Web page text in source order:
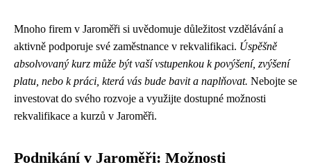
Mnoho firem v Jaroměři si uvědomuje důležitost vzdělávání a
aktivně podporuje své zaměstnance v rekvalifikaci. Úspěšně
absolvovaný kurz může být vaší vstupenkou k povýšení, zvýšení
platu, nebo k práci, která vás bude bavit a naplňovat. Nebojte se
investovat do svého rozvoje a využijte dostupné možnosti
rekvalifikace a kurzů v Jaroměři.
Podnikání v Jaroměři: Možnosti